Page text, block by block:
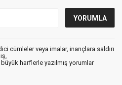
cümleler veya imalar, inançlara saldırı
harflerle yazılmış yorumlar